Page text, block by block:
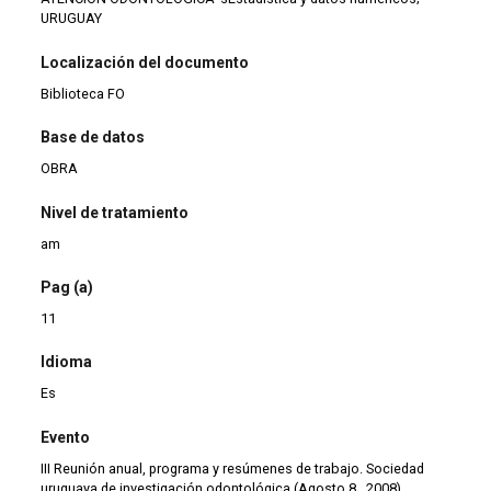
URUGUAY
Localización del documento
Biblioteca FO
Base de datos
OBRA
Nivel de tratamiento
am
Pag (a)
11
Idioma
Es
Evento
III Reunión anual, programa y resúmenes de trabajo. Sociedad